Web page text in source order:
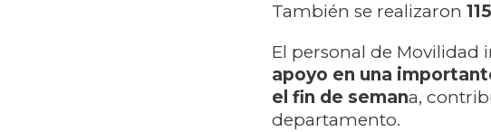
También se realizaron
El personal de Movilidad
apoyo en una
el fin de semana,
departamento.